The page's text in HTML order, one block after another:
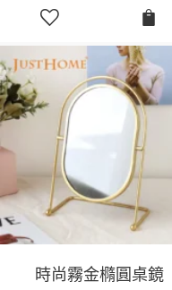
時尚霧金橢圓桌鏡